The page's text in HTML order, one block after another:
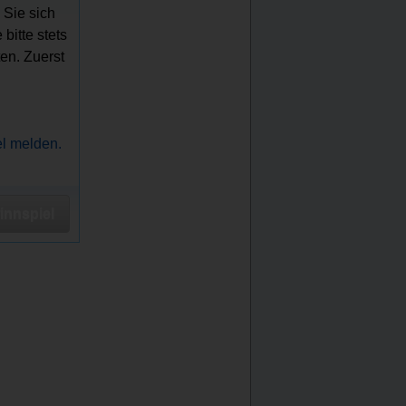
Sie sich
bitte stets
Zuerst
melden.